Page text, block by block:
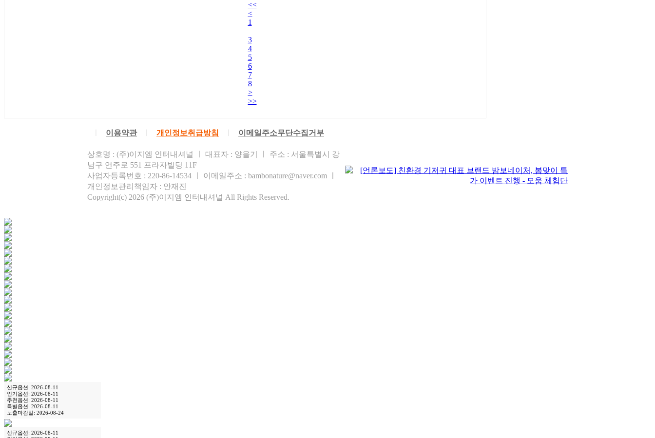
<<
<
1
3
4
5
6
7
8
>
>>
이용약관 개인정보취급방침 이메일주소무단수집거부
상호명 : (주)이지엠 인터내셔널 ㅣ 대표자 : 양을기 ㅣ 주소 : 서울특별시 강
남구 언주로 551 프라자빌딩 11F
사업자등록번호 : 220-86-14534 ㅣ 이메일주소 : bambonature@naver.com ㅣ
개인정보관리책임자 : 안재진
Copyright(c) 2026 (주)이지엠 인터내셔널 All Rights Reserved.
신규옵션: 2026-08-11
인기옵션: 2026-08-11
추천옵션: 2026-08-11
특별옵션: 2026-08-11
노출마감일: 2026-08-24
신규옵션: 2026-08-11